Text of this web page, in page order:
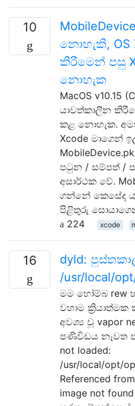
10
නොහැකි, OS
කිරීමෙන් පසු
නොහැක
MacOS v10.15
යාවත්කාලීන
කළ නොහැක.
Xcode මාගෙන්
පටුන / සම්පත් /
අසාර්ථක වේ.
ගන්නේ කෙසේද
පිළිතුරු
224
xcode
16
dyld:
/usr/local/
මම හෝම්බ rew
වහාම
අවශ්‍ය වූ vapor
පණිවිඩය නැවත
not loaded:
/usr/local/opt/
Referenced
image not